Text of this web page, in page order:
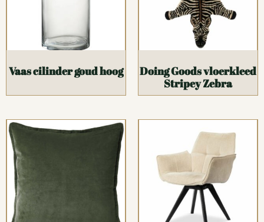
Vaas cilinder goud hoog
Doing Goods vloerkleed
Stripey Zebra